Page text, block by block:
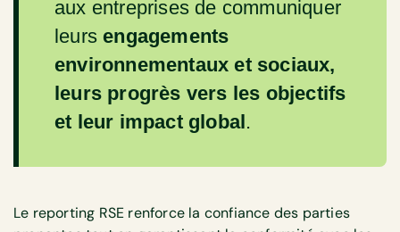
aux entreprises de communiquer
leurs engagements
environnementaux et sociaux,
leurs progrès vers les objectifs
et leur impact global.
Le reporting RSE renforce la confiance des parties